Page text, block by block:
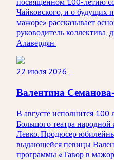
Чайковского, и о будущих
мажоре» рассказывает
руководитель
Алавердян.
22 июля 2026
Валентина
В августе исполнится 100
Большого театра
Левко. Продюсер
выдающейся певицы
программы «Тавор в